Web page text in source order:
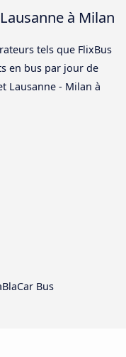
à Milan
tels que FlixBus
en bus par jour de
Lausanne - Milan à
Bus